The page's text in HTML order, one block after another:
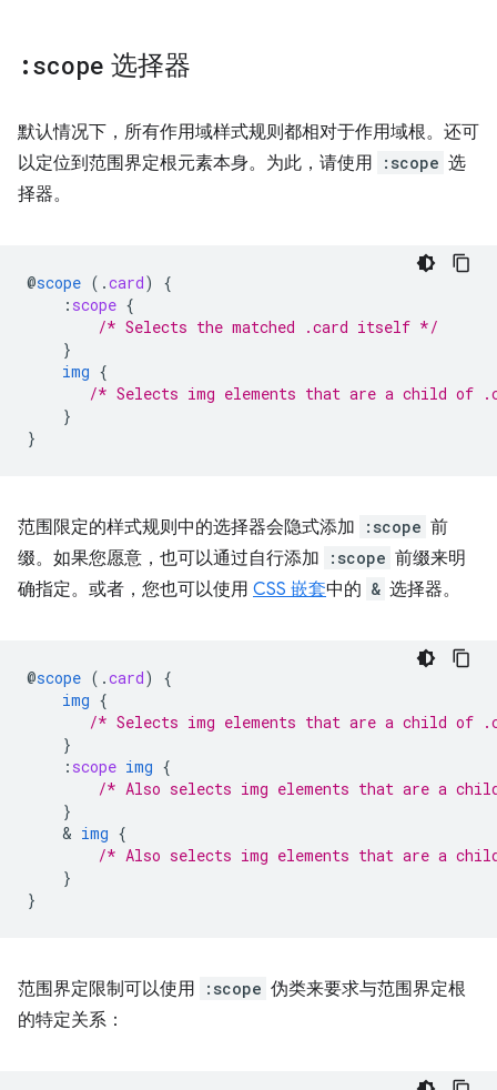
:scope 选择器
默认情况下，所有作用域样式规则都相对于作用域根。还可
以定位到范围界定根元素本身。为此，请使用
:scope 选
择器。
@scope ( .card)
{
: scope {
/* Selects the matched .card itself */
}
img {
/* Selects img elements that are a child of
}
}
范围限定的样式规则中的选择器会隐式添加 :scope 前
缀。如果您愿意，也可以通过自行添加
:scope 前缀来明
确指定。或者，您也可以使用 CSS 嵌套中的 & 选择器。
@scope ( .card)
{
img {
/* Selects img elements that are a child of
}
: scope img {
/* Also selects img elements that are a
}
    &
img {
/* Also selects img elements that are a
}
}
范围界定限制可以使用 :scope 伪类来要求与范围界定根
的特定关系：